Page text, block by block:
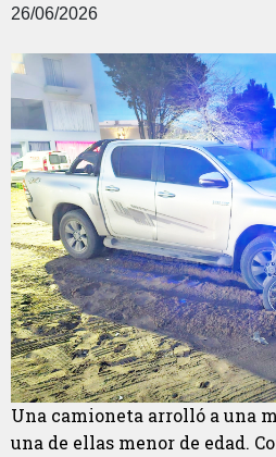
26/06/2026
Una camioneta arrolló a una
una de ellas menor de edad.